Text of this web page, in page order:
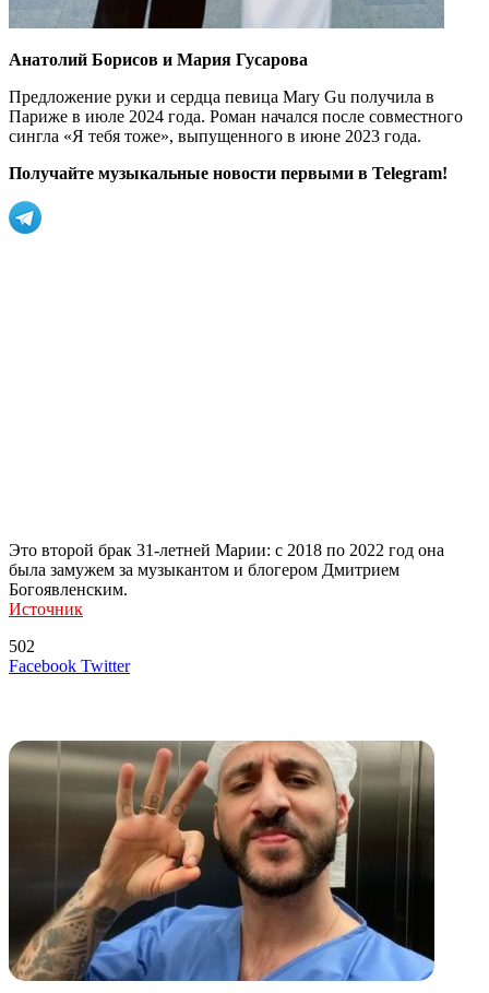
Анатолий Борисов и Мария Гусарова
Предложение руки и сердца певица Mary Gu получила в
Париже в июле 2024 года. Роман начался после совместного
сингла «Я тебя тоже», выпущенного в июне 2023 года.
Получайте музыкальные новости первыми в Telegram!
Это второй брак 31-летней Марии: с 2018 по 2022 год она
была замужем за музыкантом и блогером Дмитрием
Богоявленским.
Источник
502
Facebook TwitterLinkedIn
Tumblr
Reddit
Вконтакте
Одноклассники
Skype
Messenger
Messenger
WhatsApp
Telegram
Viber
Line
Поделиться
Печатать